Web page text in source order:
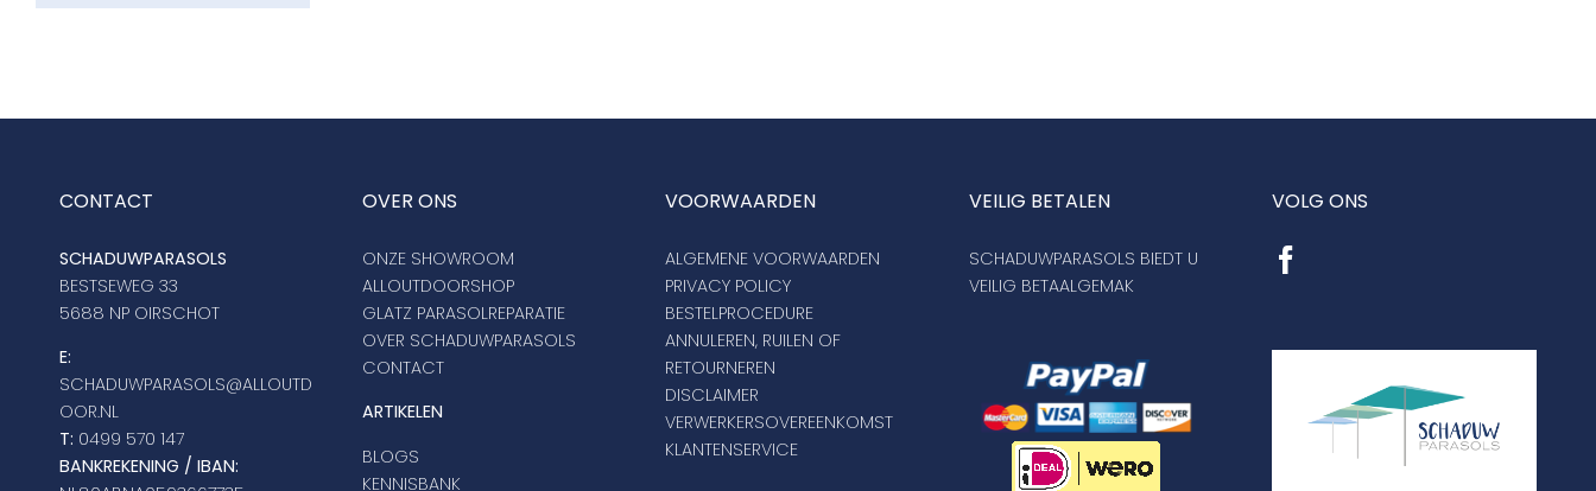
CONTACT
SCHADUWPARASOLS
BESTSEWEG 33
5688 NP OIRSCHOT
E:
SCHADUWPARASOLS@ALLOUTD
OOR.NL
T: 0499 570 147
BANKREKENING / IBAN:
OVER ONS
ONZE SHOWROOM
ALLOUTDOORSHOP
GLATZ PARASOLREPARATIE
OVER SCHADUWPARASOLS
CONTACT
ARTIKELEN
BLOGS
KENNISBANK
VOORWAARDEN
ALGEMENE VOORWAARDEN
PRIVACY POLICY
BESTELPROCEDURE
ANNULEREN, RUILEN OF
RETOURNEREN
DISCLAIMER
VERWERKERSOVEREENKOMST
KLANTENSERVICE
VEILIG BETALEN
SCHADUWPARASOLS BIEDT U
VEILIG BETAALGEMAK
VOLG ONS